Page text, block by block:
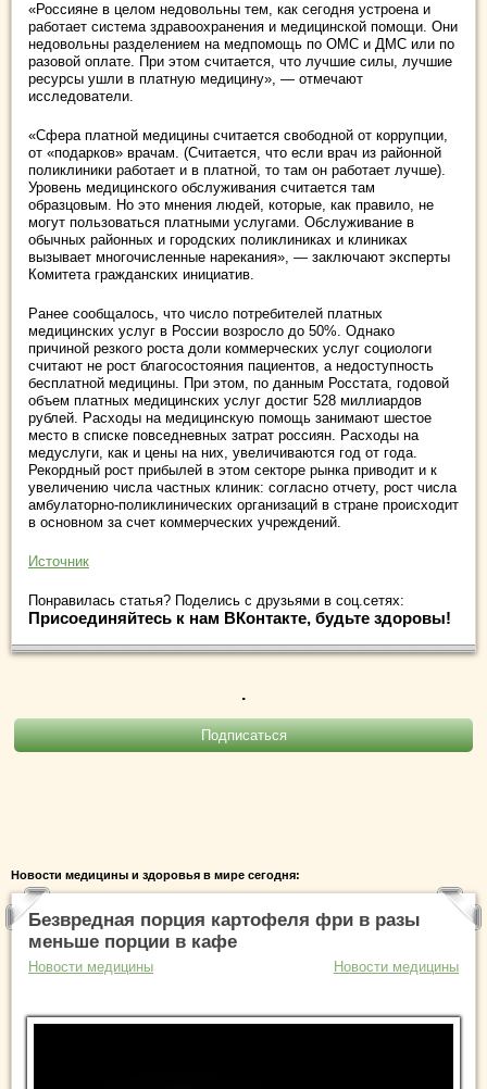
«Россияне в целом недовольны тем, как сегодня устроена и
работает система здравоохранения и медицинской помощи. Они
недовольны разделением на медпомощь по ОМС и ДМС или по
разовой оплате. При этом считается, что лучшие силы, лучшие
ресурсы ушли в платную медицину», — отмечают
исследователи.
«Сфера платной медицины считается свободной от коррупции,
от «подарков» врачам. (Считается, что если врач из районной
поликлиники работает и в платной, то там он работает лучше).
Уровень медицинского обслуживания считается там
образцовым. Но это мнения людей, которые, как правило, не
могут пользоваться платными услугами. Обслуживание в
обычных районных и городских поликлиниках и клиниках
вызывает многочисленные нарекания», — заключают эксперты
Комитета гражданских инициатив.
Ранее сообщалось, что число потребителей платных
медицинских услуг в России возросло до 50%. Однако
причиной резкого роста доли коммерческих услуг социологи
считают не рост благосостояния пациентов, а недоступность
бесплатной медицины. При этом, по данным Росстата, годовой
объем платных медицинских услуг достиг 528 миллиардов
рублей. Расходы на медицинскую помощь занимают шестое
место в списке повседневных затрат россиян. Расходы на
медуслуги, как и цены на них, увеличиваются год от года.
Рекордный рост прибылей в этом секторе рынка приводит и к
увеличению числа частных клиник: согласно отчету, рост числа
амбулаторно-поликлинических организаций в стране происходит
в основном за счет коммерческих учреждений.
Источник
Понравилась статья? Поделись с друзьями в соц.сетях:
Присоединяйтесь к нам ВКонтакте, будьте здоровы!
.
Новости медицины и здоровья в мире сегодня:
Безвредная порция картофеля фри в разы
меньше порции в кафе
Новости медицины Новости медицины